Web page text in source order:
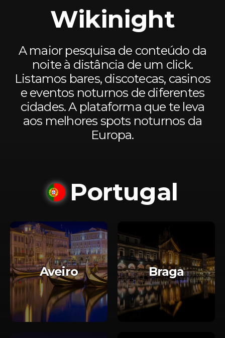
Wikinight
A maior pesquisa de conteúdo da
noite à distância de um click.
Listamos bares, discotecas, casinos
e eventos noturnos de diferentes
cidades. A plataforma que te leva
aos melhores spots noturnos da
Europa.
Portugal
Aveiro Braga